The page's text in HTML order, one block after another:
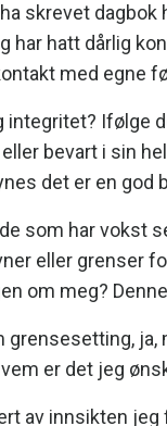
skrevet
har hatt dårlig
med egne
integritet? Ifølge
bevart i sin
det er en god
som har vokst
eller grenser
om meg?
grensesetting,
er det jeg
av innsikten